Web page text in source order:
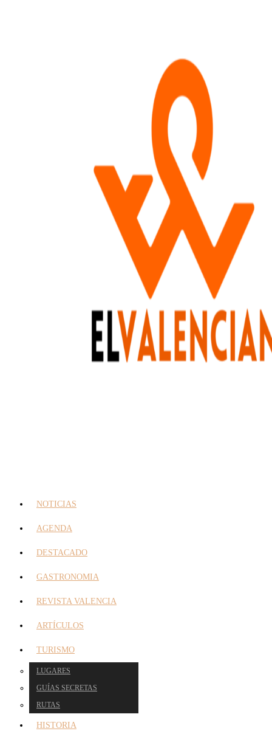
NOTICIAS
AGENDA
DESTACADO
GASTRONOMIA
REVISTA VALENCIA
ARTÍCULOS
TURISMO
LUGARES
GUÍAS SECRETAS
RUTAS
HISTORIA